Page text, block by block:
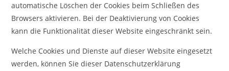
automatische Löschen der Cookies beim Schließen des
Browsers aktivieren. Bei der Deaktivierung von Cookies
kann die Funktionalität dieser Website eingeschränkt sein.
Welche Cookies und Dienste auf dieser Website eingesetzt
werden, können Sie dieser Datenschutzerklärung